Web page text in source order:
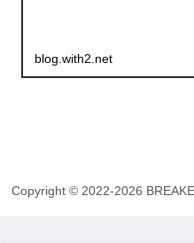
blog.with2.net
Copyright © 2022-2026